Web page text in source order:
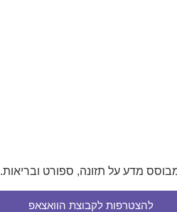
מדע על תזונה, ספורט ובריאות.
להצטרפות לקבוצת הוואצאפ